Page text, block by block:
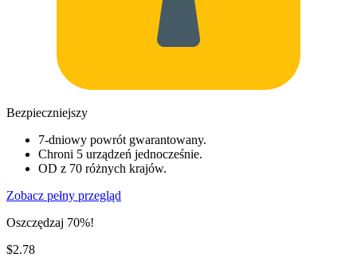
Bezpieczniejszy
7-dniowy powrót gwarantowany.
Chroni 5 urządzeń jednocześnie.
OD z 70 różnych krajów.
Zobacz pełny przegląd
Oszczędzaj 70%!
$2.78